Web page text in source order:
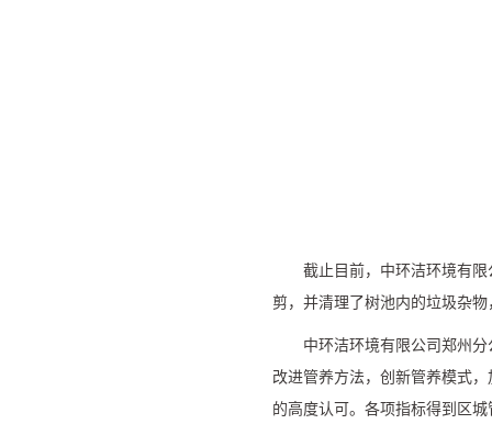
截止目前，中环洁环境有
剪，并清理了树池内的垃圾杂
中环洁环境有限公司郑州分
改进管养方法，创新管养模式
的高度认可。各项指标得到区